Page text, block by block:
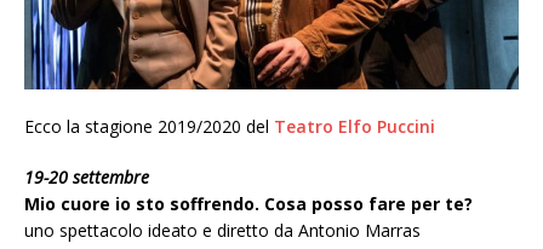
Ecco la stagione 2019/2020 del Teatro Elfo Puccini
19-20 settembre
Mio cuore io sto soffrendo. Cosa posso fare per te?
uno spettacolo ideato e diretto da Antonio Marras